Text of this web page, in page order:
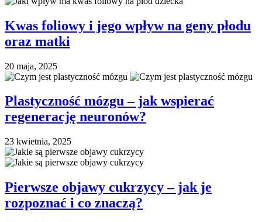
Kwas foliowy i jego wpływ na geny płodu
oraz matki
20 maja, 2025
Plastyczność mózgu – jak wspierać
regenerację neuronów?
23 kwietnia, 2025
Pierwsze objawy cukrzycy – jak je
rozpoznać i co znaczą?